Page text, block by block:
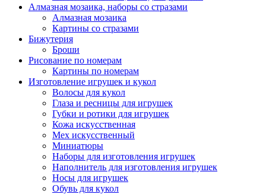
Алмазная мозаика, наборы со стразами
Алмазная мозаика
Картины co стразами
Бижутерия
Броши
Рисование по номерам
Картины по номерам
Изготовление игрушек и кукол
Волосы для кукол
Глаза и ресницы для игрушек
Губки и ротики для игрушек
Кожа искусственная
Мех искусственный
Миниатюры
Наборы для изготовления игрушек
Наполнитель для изготовления игрушек
Носы для игрушек
Обувь для кукол